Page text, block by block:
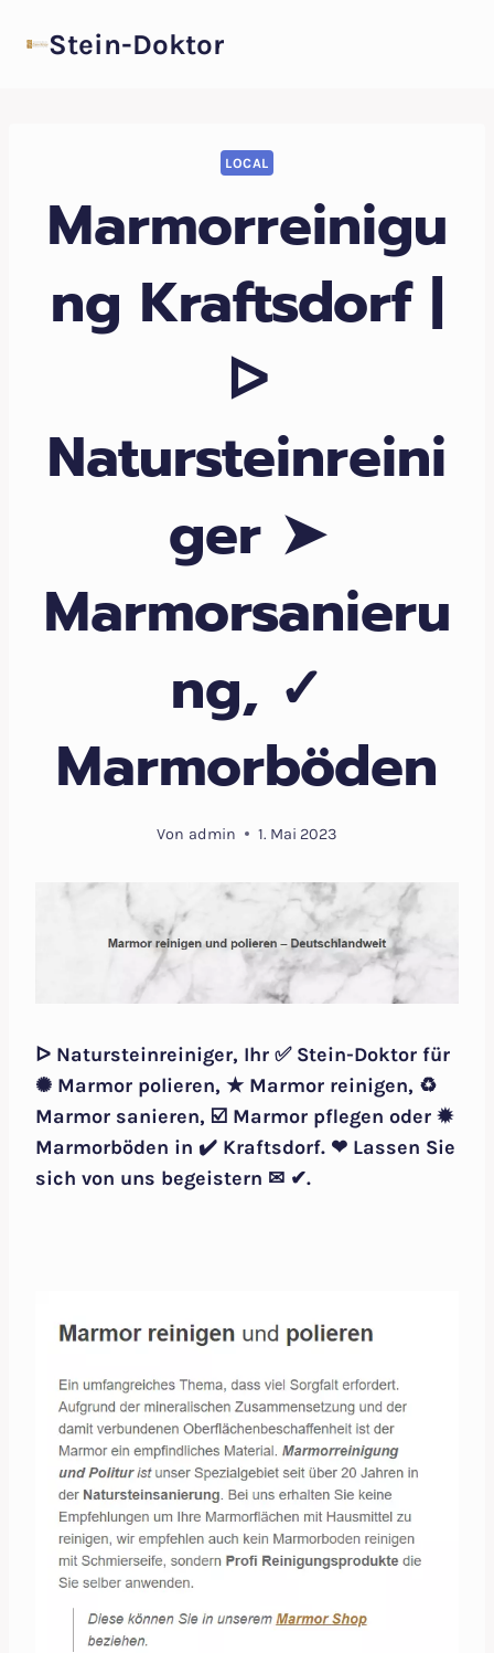
InhaltStein-Doktor
LOCAL
Marmorreinigu
ng Kraftsdorf |
ᐅ
Natursteinreini
ger ➤
Marmorsanieru
ng, ✓
Marmorböden
Von admin 1. Mai 2023
ᐅ Natursteinreiniger, Ihr ✅ Stein-Doktor für
✺ Marmor polieren, ★ Marmor reinigen, ♻
Marmor sanieren, ☑️ Marmor pflegen oder ✹
Marmorböden in ✔️ Kraftsdorf. ❤ Lassen Sie
sich von uns begeistern ✉ ✔.